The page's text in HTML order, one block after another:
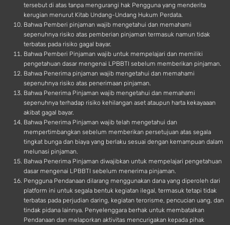
tersebut di atas tanpa mengurangi hak Pengguna yang menderita
kerugian menurut Kitab Undang-Undang Hukum Perdata.
Bahwa Pemberi pinjaman wajib mengetahui dan memahami
sepenuhnya risiko atas pemberian pinjaman termasuk namun tidak
terbatas pada risiko gagal bayar.
Bahwa Pemberi Pinjaman wajib untuk mempelajari dan memiliki
pengetahuan dasar mengenai LPBBTI sebelum memberikan pinjaman.
Bahwa Penerima pinjaman wajib mengetahui dan memahami
sepenuhnya risiko atas penerimaan pinjaman.
Bahwa Penerima Pinjaman wajib mengetahui dan memahami
sepenuhnya terhadap risiko kehilangan aset ataupun harta kekayaaan
akibat gagal bayar.
Bahwa Penerima Pinjaman wajib telah mengetahui dan
mempertimbangkan sebelum memberikan persetujuan atas segala
tingkat bunga dan biaya yang berlaku sesuai dengan kemampuan dalam
melunasi pinjaman.
Bahwa Penerima Pinjaman diwajibkan untuk mempelajari pengetahuan
dasar mengenai LPBBTI sebelum menerima pinjaman.
Pengguna Pendanaan dilarang menggunakan dana yang diperoleh dari
platform ini untuk segala bentuk kegiatan ilegal, termasuk tetapi tidak
terbatas pada perjudian daring, kegiatan terorisme, pencucian uang, dan
tindak pidana lainnya. Penyelenggara berhak untuk membatalkan
Pendanaan dan melaporkan aktivitas mencurigakan kepada pihak